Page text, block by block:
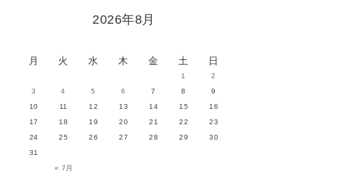
2026年8月
月 火 水 木 金 土 日
« 7月
1
2
3
4 5 6 7 8
9
10
11 12 13 14 15
16
17
18 19 20 21 22
23
24
25 26 27 28 29
30
31